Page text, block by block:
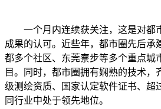
一个月内连续获关注，这是对都
成果的认可。近些年，都市圈先后承
都多个社区、东莞寮步等多个重点城
目。同时，都市圈拥有娴熟的技术，
级测绘资质、国家认定软件证书、超
同行业中处于领先地位。